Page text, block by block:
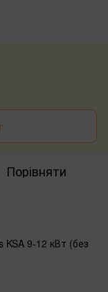
Порівняти
KSA 9-12 кВт (без